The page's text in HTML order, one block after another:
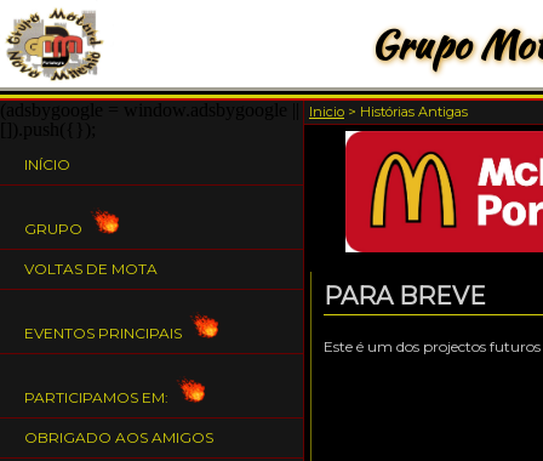
Grupo
INÍCIO
GRUPO
VOLTAS DE MOTA
EVENTOS PRINCIPAIS
PARTICIPAMOS EM:
OBRIGADO AOS AMIGOS
Inicio > Histórias Antigas
PARA BREVE
Este é um dos projectos